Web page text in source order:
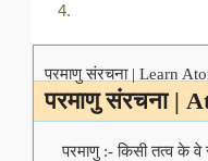
परमाणु संरचना | Learn
परमाणु संरचना |
परमाणु :- किसी तत्व के